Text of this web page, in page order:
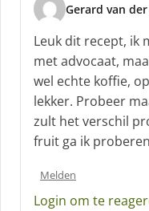
Gerard van
s
c
h
r
e
e
f
:
Leuk dit recept, ik
met advocaat,
wel echte koffie,
lekker. Probeer
zult het verschil
fruit ga ik
Melden
Login om te